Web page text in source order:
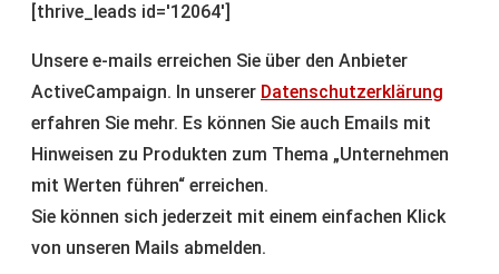
[thrive_leads id='12064']
Unsere e-mails erreichen Sie über den Anbieter
ActiveCampaign. In unserer Datenschutzerklärung
erfahren Sie mehr. Es können Sie auch Emails mit
Hinweisen zu Produkten zum Thema „Unternehmen
mit Werten führen“ erreichen.
Sie können sich jederzeit mit einem einfachen Klick
von unseren Mails abmelden.